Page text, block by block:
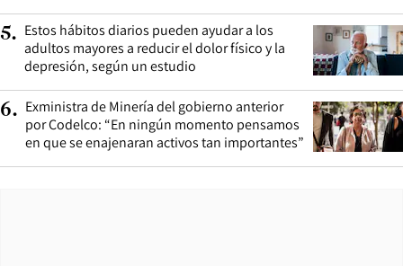
5. Estos hábitos diarios pueden ayudar a los
adultos mayores a reducir el dolor físico y la
depresión, según un estudio
6. Exministra de Minería del gobierno anterior
por Codelco: “En ningún momento pensamos
en que se enajenaran activos tan importantes”